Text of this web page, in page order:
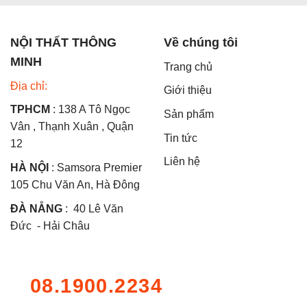
NỘI THẤT THÔNG
MINH
Địa chỉ:
TPHCM : 138 A Tô Ngọc
Vân , Thạnh Xuân , Quận
12
HÀ NỘI : Samsora Premier
105 Chu Văn An, Hà Đông
ĐÀ NẴNG : 40 Lê Văn
Đức - Hải Châu
08.1900.2234
Về chúng tôi
Trang chủ
Giới thiệu
Sản phẩm
Tin tức
Liên hệ